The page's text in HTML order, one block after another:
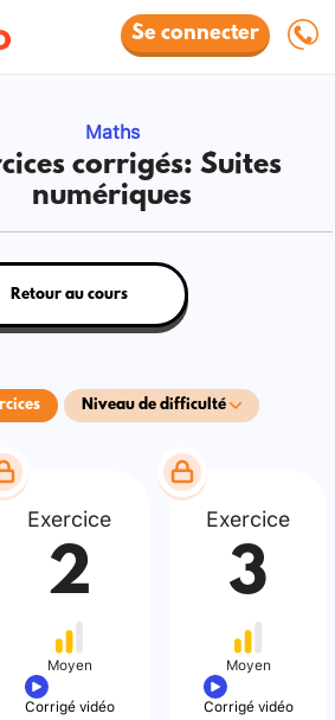
Se connecter
Maths
corrigés: Suites
numériques
Niveau de difficulté
Retour au cours
Exercice
2
Moyen
Corrigé vidéo
Exercice
3
Moyen
Corrigé vidéo